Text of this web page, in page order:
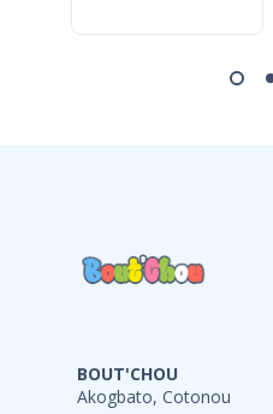
BOUT'CHOU
Akogbato, Cotonou